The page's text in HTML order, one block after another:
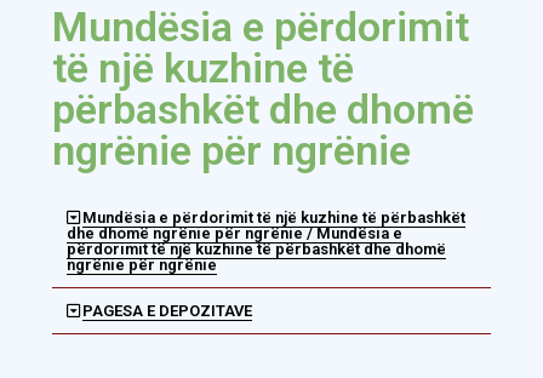
Mundësia e përdorimit
të një kuzhine të
përbashkët dhe dhomë
ngrënie për ngrënie
Mundësia e përdorimit të një kuzhine të përbashkët
dhe dhomë ngrënie për ngrënie / Mundësia e
përdorimit të një kuzhine të përbashkët dhe dhomë
ngrënie për ngrënie
PAGESA E DEPOZITAVE